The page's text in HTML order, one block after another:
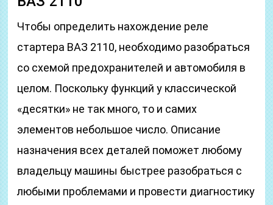
Чтобы определить нахождение реле
стартера ВАЗ 2110, необходимо разобраться
со схемой предохранителей и автомобиля в
целом. Поскольку функций у классической
«десятки» не так много, то и самих
элементов небольшое число. Описание
назначения всех деталей поможет любому
владельцу машины быстрее разобраться с
любыми проблемами и провести диагностику